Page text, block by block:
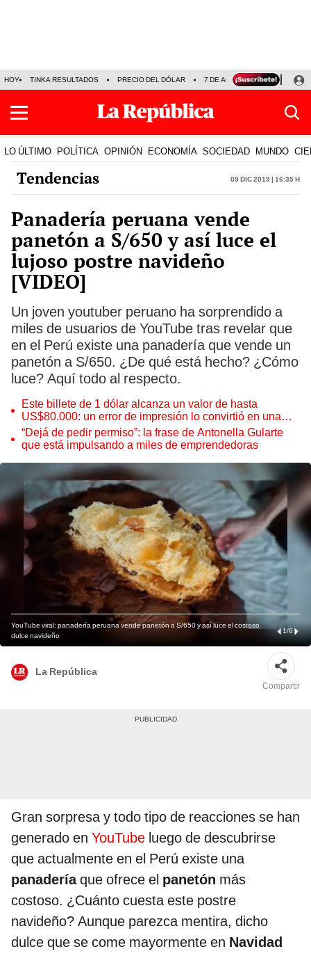
HOY TINKA RESULTADOS PRECIO DEL DÓLAR 7 DE AGOSTO OLLANTA
LO ÚLTIMO POLÍTICA OPINIÓN ECONOMÍA SOCIEDAD MUNDO
Tendencias 09 Dic 2019 | 16:35 h
Panadería peruana vende
panetón a S/650 y así luce el
lujoso postre navideño
[VIDEO]
Un joven youtuber peruano ha sorprendido a
miles de usuarios de YouTube tras revelar que
en el Perú existe una panadería que vende un
panetón a S/650. ¿De qué está hecho? ¿Cómo
luce? Aquí todo al respecto.
Este billete de 1 dólar alcanza un valor de hasta
US$80.000: un error de impresión lo convirtió en una
pieza única que hoy buscan coleccionistas de todo el
mundo
“Dejá de pedir permiso”: la frase de Antonella Gularte
que está impulsando a miles de emprendedoras
YouTube viral: panadería peruana vende panetón a S/650 y así luce el costoso
dulce navideño
1/6
La República
Compartir
Gran sorpresa y todo tipo de reacciones se han
generado en YouTube luego de descubrirse
que actualmente en el Perú existe una
panaderíaque ofrece el panetón más
costoso. ¿Cuánto cuesta este postre
navideño? Aunque parezca mentira, dicho
dulce que se come mayormente en Navidad